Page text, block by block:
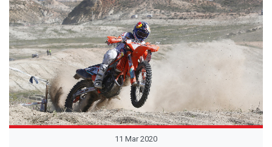
11 Mar 2020